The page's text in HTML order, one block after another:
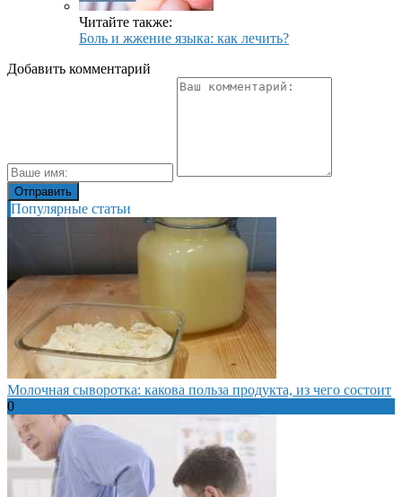
Читайте также:
Боль и жжение языка: как лечить?
Добавить комментарий
Популярные статьи
Молочная сыворотка: какова польза продукта, из чего состоит
0